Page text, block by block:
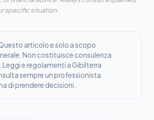
specific situation.
articolo e solo a scopo
Non costituisce consulenza
Leggi e regolamenti a Gibilterra
sempre un professionista
di prendere decisioni.